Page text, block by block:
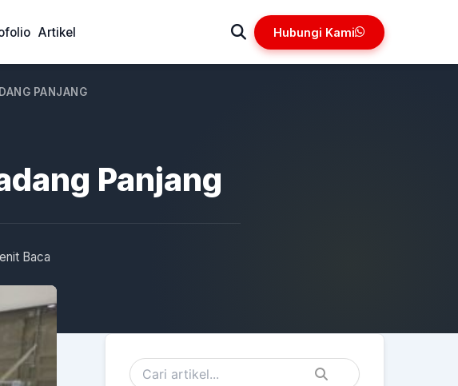
Artikel Hubungi Kami
PANJANG
Panjang
Baca